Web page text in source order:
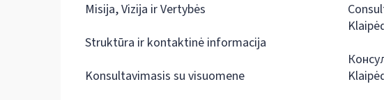
Misija, Vizija ir Vertybės
Struktūra ir kontaktinė informacija
Konsultavimasis su visuomene